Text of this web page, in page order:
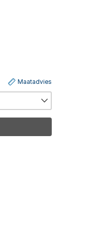
Maatadvies